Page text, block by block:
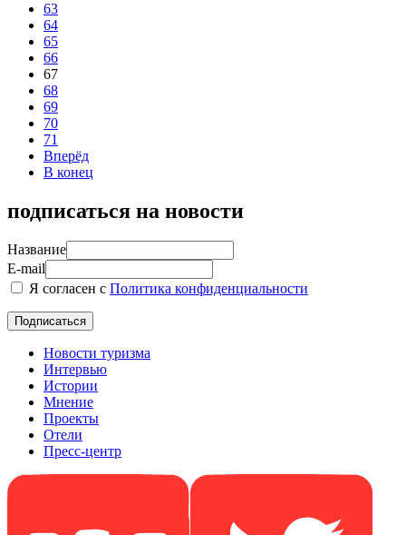
63
64
65
66
67
68
69
70
71
Вперёд
В конец
подписаться на новости
Название
E-mail
Я согласен с Политика конфиденциальности
Новости туризма
Интервью
Истории
Мнение
Проекты
Отели
Пресс-центр